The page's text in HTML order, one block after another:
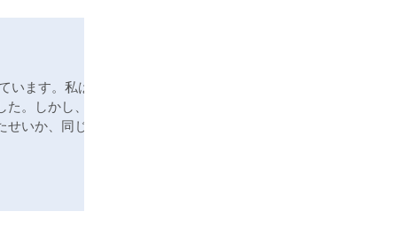
います。私は女
。しかし、幸
いか、同じク